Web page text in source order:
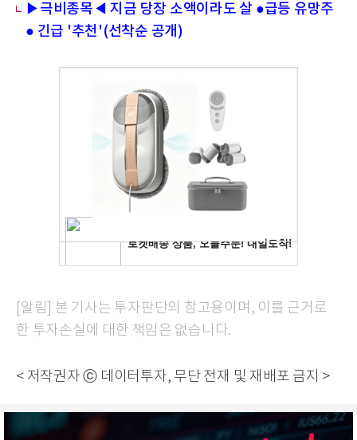
▶극비종목◀ 지금 당장 소액이라도 살 ●급등 유망주
● 긴급 '추천'(선착순 공개)
[알림] 본 기사는 투자판단의 참고용이며, 이를 근거로
한 투자손실에 대한 책임은 없습니다.
< 저작권자 ⓒ 데이터투자, 무단 전재 및 재배포 금지 >